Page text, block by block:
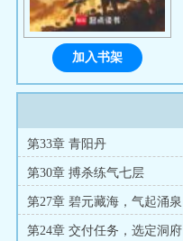
加入书架
第33章 青阳丹
第30章 搏杀练气七层
第27章 碧元藏海，气起涌泉
第24章 交付任务，选定洞府